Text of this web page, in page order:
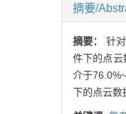
摘要/
摘要： 针
件下的点云
介于
下的点云数